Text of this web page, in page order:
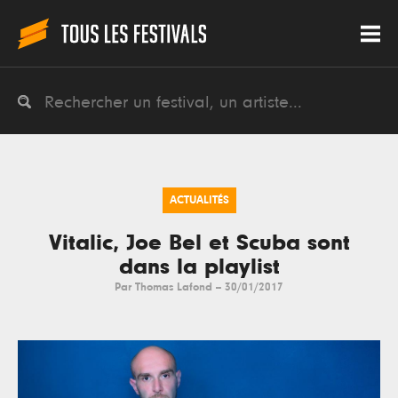
ACTUALITÉS
Vitalic, Joe Bel et Scuba sont
dans la playlist
Par Thomas Lafond -- 30/01/2017